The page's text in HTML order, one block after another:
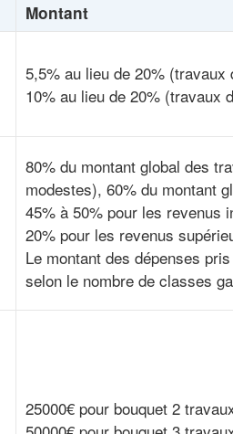
Montant
5,5% au lieu de 20% (travaux
10% au lieu de 20% (travaux
80% du montant global des
modestes), 60% du montant
45% à 50% pour les revenus
20% pour les revenus
Le montant des dépenses
selon le nombre de classes
25000€ pour bouquet 2